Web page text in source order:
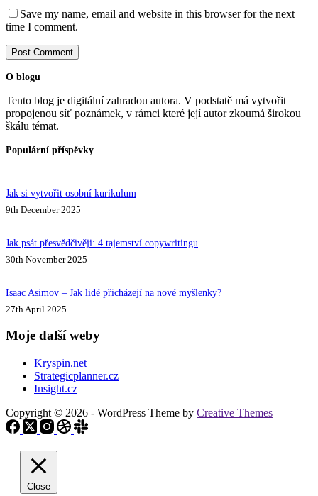
Save my name, email and website in this browser for the next
time I comment.
Post Comment
O blogu
Tento blog je digitální zahradou autora. V podstatě má vytvořit
propojenou síť poznámek, v rámci které její autor zkoumá širokou
škálu témat.
Populární příspěvky
Jak si vytvořit osobní kurikulum
9th December 2025
Jak psát přesvědčivěji: 4 tajemství copywritingu
30th November 2025
Isaac Asimov – Jak lidé přicházejí na nové myšlenky?
27th April 2025
Moje další weby
Kryspin.net
Strategicplanner.cz
Insight.cz
Copyright © 2026 - WordPress Theme by Creative Themes
Close